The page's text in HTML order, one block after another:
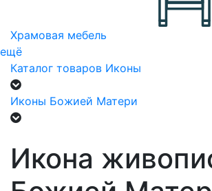
Храмовая мебель
ещё
Каталог товаров Иконы
Иконы Божией Матери
Икона